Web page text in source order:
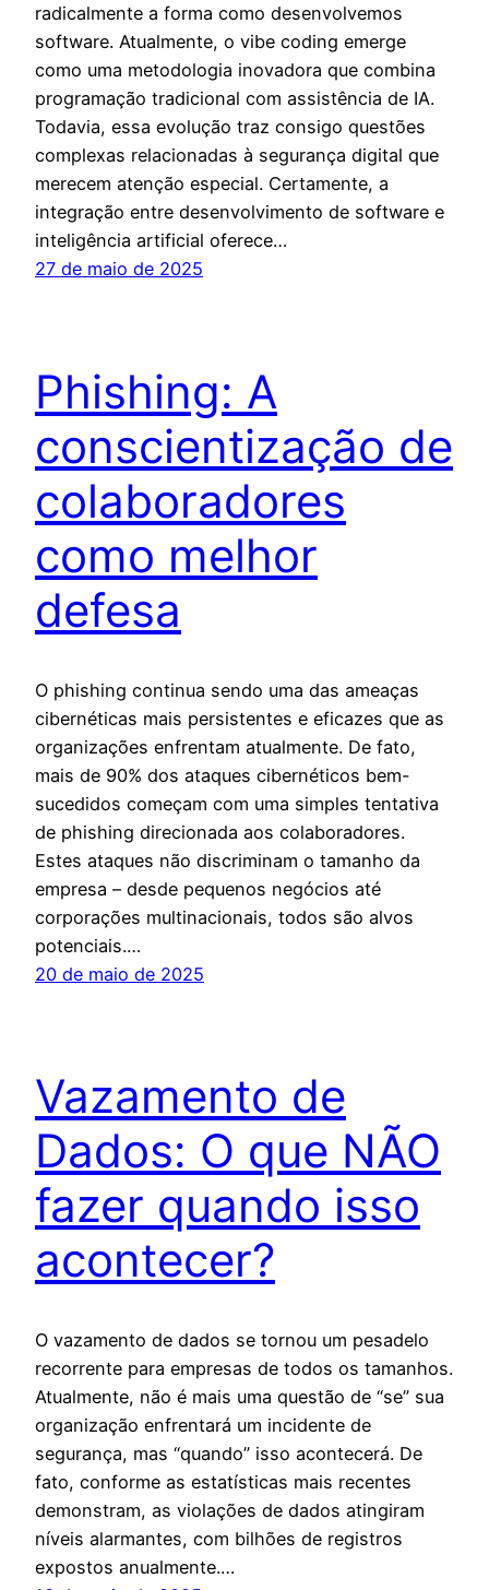
radicalmente a forma como desenvolvemos
software. Atualmente, o vibe coding emerge
como uma metodologia inovadora que combina
programação tradicional com assistência de IA.
Todavia, essa evolução traz consigo questões
complexas relacionadas à segurança digital que
merecem atenção especial. Certamente, a
integração entre desenvolvimento de software e
inteligência artificial oferece…
27 de maio de 2025
Phishing: A
conscientização de
colaboradores
como melhor
defesa
O phishing continua sendo uma das ameaças
cibernéticas mais persistentes e eficazes que as
organizações enfrentam atualmente. De fato,
mais de 90% dos ataques cibernéticos bem-
sucedidos começam com uma simples tentativa
de phishing direcionada aos colaboradores.
Estes ataques não discriminam o tamanho da
empresa – desde pequenos negócios até
corporações multinacionais, todos são alvos
potenciais.…
20 de maio de 2025
Vazamento de
Dados: O que NÃO
fazer quando isso
acontecer?
O vazamento de dados se tornou um pesadelo
recorrente para empresas de todos os tamanhos.
Atualmente, não é mais uma questão de “se” sua
organização enfrentará um incidente de
segurança, mas “quando” isso acontecerá. De
fato, conforme as estatísticas mais recentes
demonstram, as violações de dados atingiram
níveis alarmantes, com bilhões de registros
expostos anualmente.…